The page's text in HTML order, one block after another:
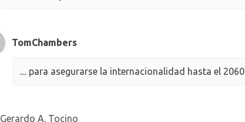
TomChambers
.... para asegurarse la internacionalidad hasta el 2060
Gerardo A. Tocino